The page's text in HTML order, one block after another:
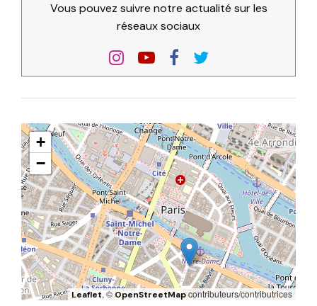
Vous pouvez suivre notre actualité sur les
réseaux sociaux
+
−
Leaflet, ©OpenStreetMapcontributeurs/contributrices